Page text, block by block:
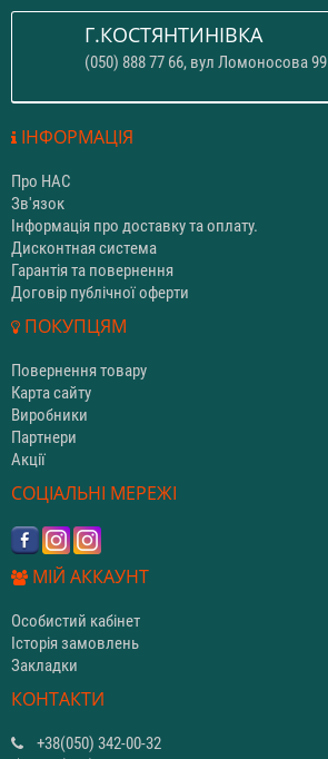
Г.КОСТЯНТИНІВКА
(050) 888 77 66, вул Ломоносова 99
ІНФОРМАЦІЯ
Про НАС
Зв'язок
Інформація про доставку та оплату.
Дисконтная система
Гарантія та повернення
Договір публічної оферти
ПОКУПЦЯМ
Повернення товару
Карта сайту
Виробники
Партнери
Акції
СОЦІАЛЬНІ МЕРЕЖІ
МІЙ АККАУНТ
Особистий кабінет
Історія замовлень
Закладки
КОНТАКТИ
+38(050) 342-00-32